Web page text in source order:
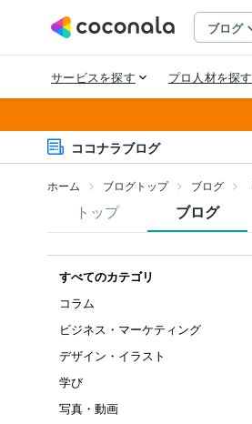
ココナラブログ
ホーム ブログトップ ブログ
トップ ブログ
すべてのカテゴリ
コラム
ビジネス・マーケティング
デザイン・イラスト
学び
写真・動画